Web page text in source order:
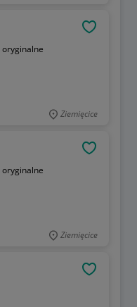
oryginalne
Ziemięcice
oryginalne
Ziemięcice